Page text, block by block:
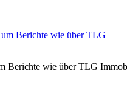
Berichte wie über TLG